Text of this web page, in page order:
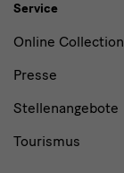
Service
Online Collection
Presse
Stellenangebote
Tourismus